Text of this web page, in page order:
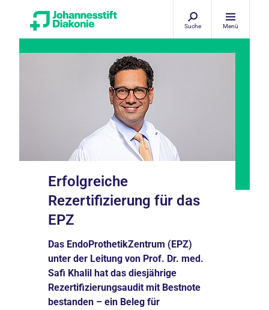
Suche Menü
Erfolgreiche
Rezertifizierung für das
EPZ
Das EndoProthetikZentrum (EPZ)
unter der Leitung von Prof. Dr. med.
Safi Khalil hat das diesjährige
Rezertifizierungsaudit mit Bestnote
bestanden – ein Beleg für